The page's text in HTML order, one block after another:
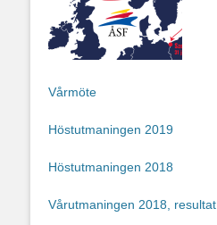
Vårmöte
Höstutmaningen 2019
Höstutmaningen 2018
Vårutmaningen 2018, resultat